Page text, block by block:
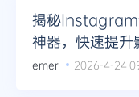
揭秘Instagram
神器，快速提升
emer 2026-4-24